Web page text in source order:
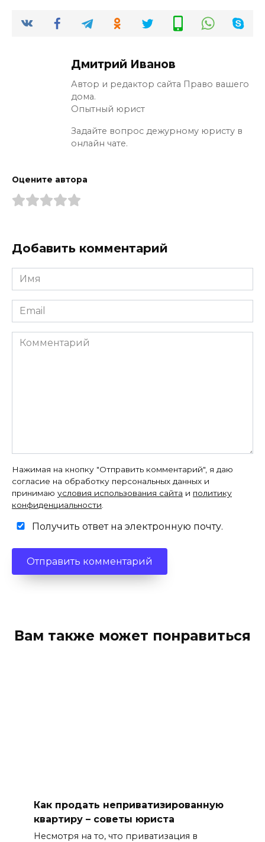
Дмитрий Иванов
Автор и редактор сайта Право вашего
дома.
Опытный юрист
Задайте вопрос дежурному юристу в
онлайн чате.
Оцените автора
Добавить комментарий
Имя
*
Email
*
Комментарий
Нажимая на кнопку "Отправить комментарий", я даю
согласие на обработку персональных данных и
принимаю условия использования сайта и политику
конфиденциальности
Получить ответ на электронную почту.
Вам также может понравиться
Как продать неприватизированную
квартиру – советы юриста
Несмотря на то, что приватизация в